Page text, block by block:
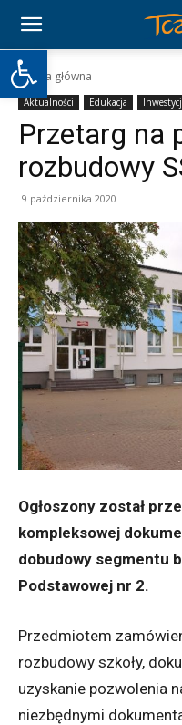
Otwórz pasek narzędzi
Strona główna
Aktualności Edukacja
Przetarg na
rozbudowy
9 października 2020
Ogłoszony został
kompleksowej
dobudowy segmentu
Podstawowej nr 2.
Przedmiotem
rozbudowy szkoły,
uzyskanie pozwolenia
niezbędnymi